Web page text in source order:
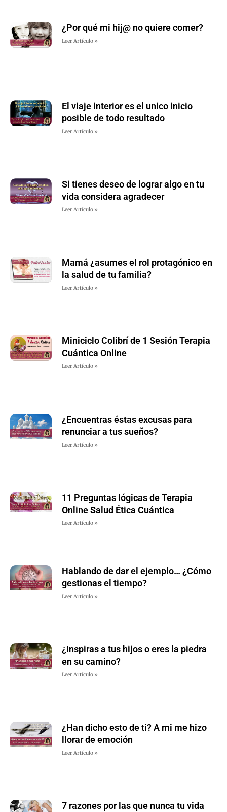
¿Por qué mi hij@ no quiere comer?
Leer Artículo »
El viaje interior es el unico inicio
posible de todo resultado
Leer Artículo »
Si tienes deseo de lograr algo en tu
vida considera agradecer
Leer Artículo »
Mamá ¿asumes el rol protagónico en
la salud de tu familia?
Leer Artículo »
Miniciclo Colibrí de 1 Sesión Terapia
Cuántica Online
Leer Artículo »
¿Encuentras éstas excusas para
renunciar a tus sueños?
Leer Artículo »
11 Preguntas lógicas de Terapia
Online Salud Ética Cuántica
Leer Artículo »
Hablando de dar el ejemplo… ¿Cómo
gestionas el tiempo?
Leer Artículo »
¿Inspiras a tus hijos o eres la piedra
en su camino?
Leer Artículo »
¿Han dicho esto de ti? A mi me hizo
llorar de emoción
Leer Artículo »
7 razones por las que nunca tu vida